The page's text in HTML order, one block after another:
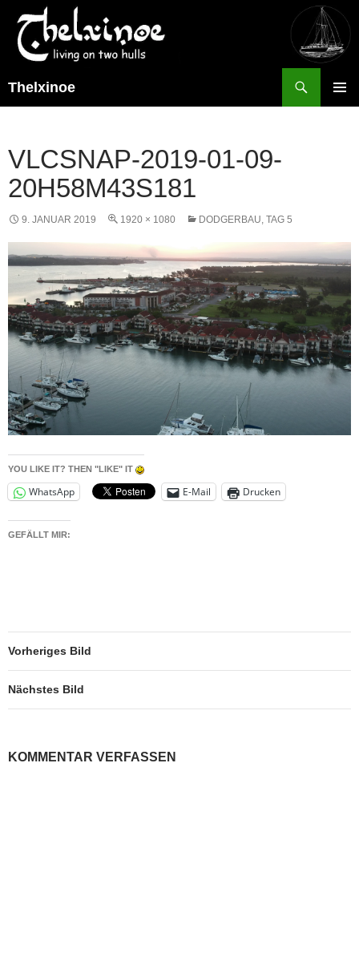
Thelxinoe
VLCSNAP-2019-01-09-
20H58M43S181
9. JANUAR 2019 1920 × 1080 DODGERBAU, TAG 5
YOU LIKE IT? THEN "LIKE" IT
WhatsApp E-Mail Drucken
GEFÄLLT MIR:
Vorheriges Bild
Nächstes Bild
KOMMENTAR VERFASSEN